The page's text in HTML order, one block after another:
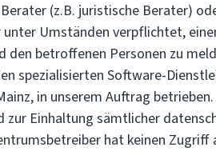
(z.B. juristische Berater)
Umständen verpflichtet,
den betroffenen Personen zu
spezialisierten Software-
in unserem Auftrag
Einhaltung sämtlicher
hat keinen